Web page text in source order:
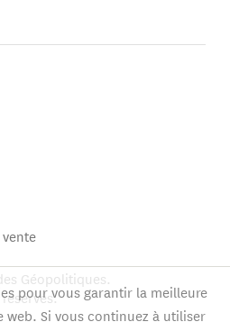
Géopolitiques.
pour vous garantir la meilleure
web. Si vous continuez à utiliser